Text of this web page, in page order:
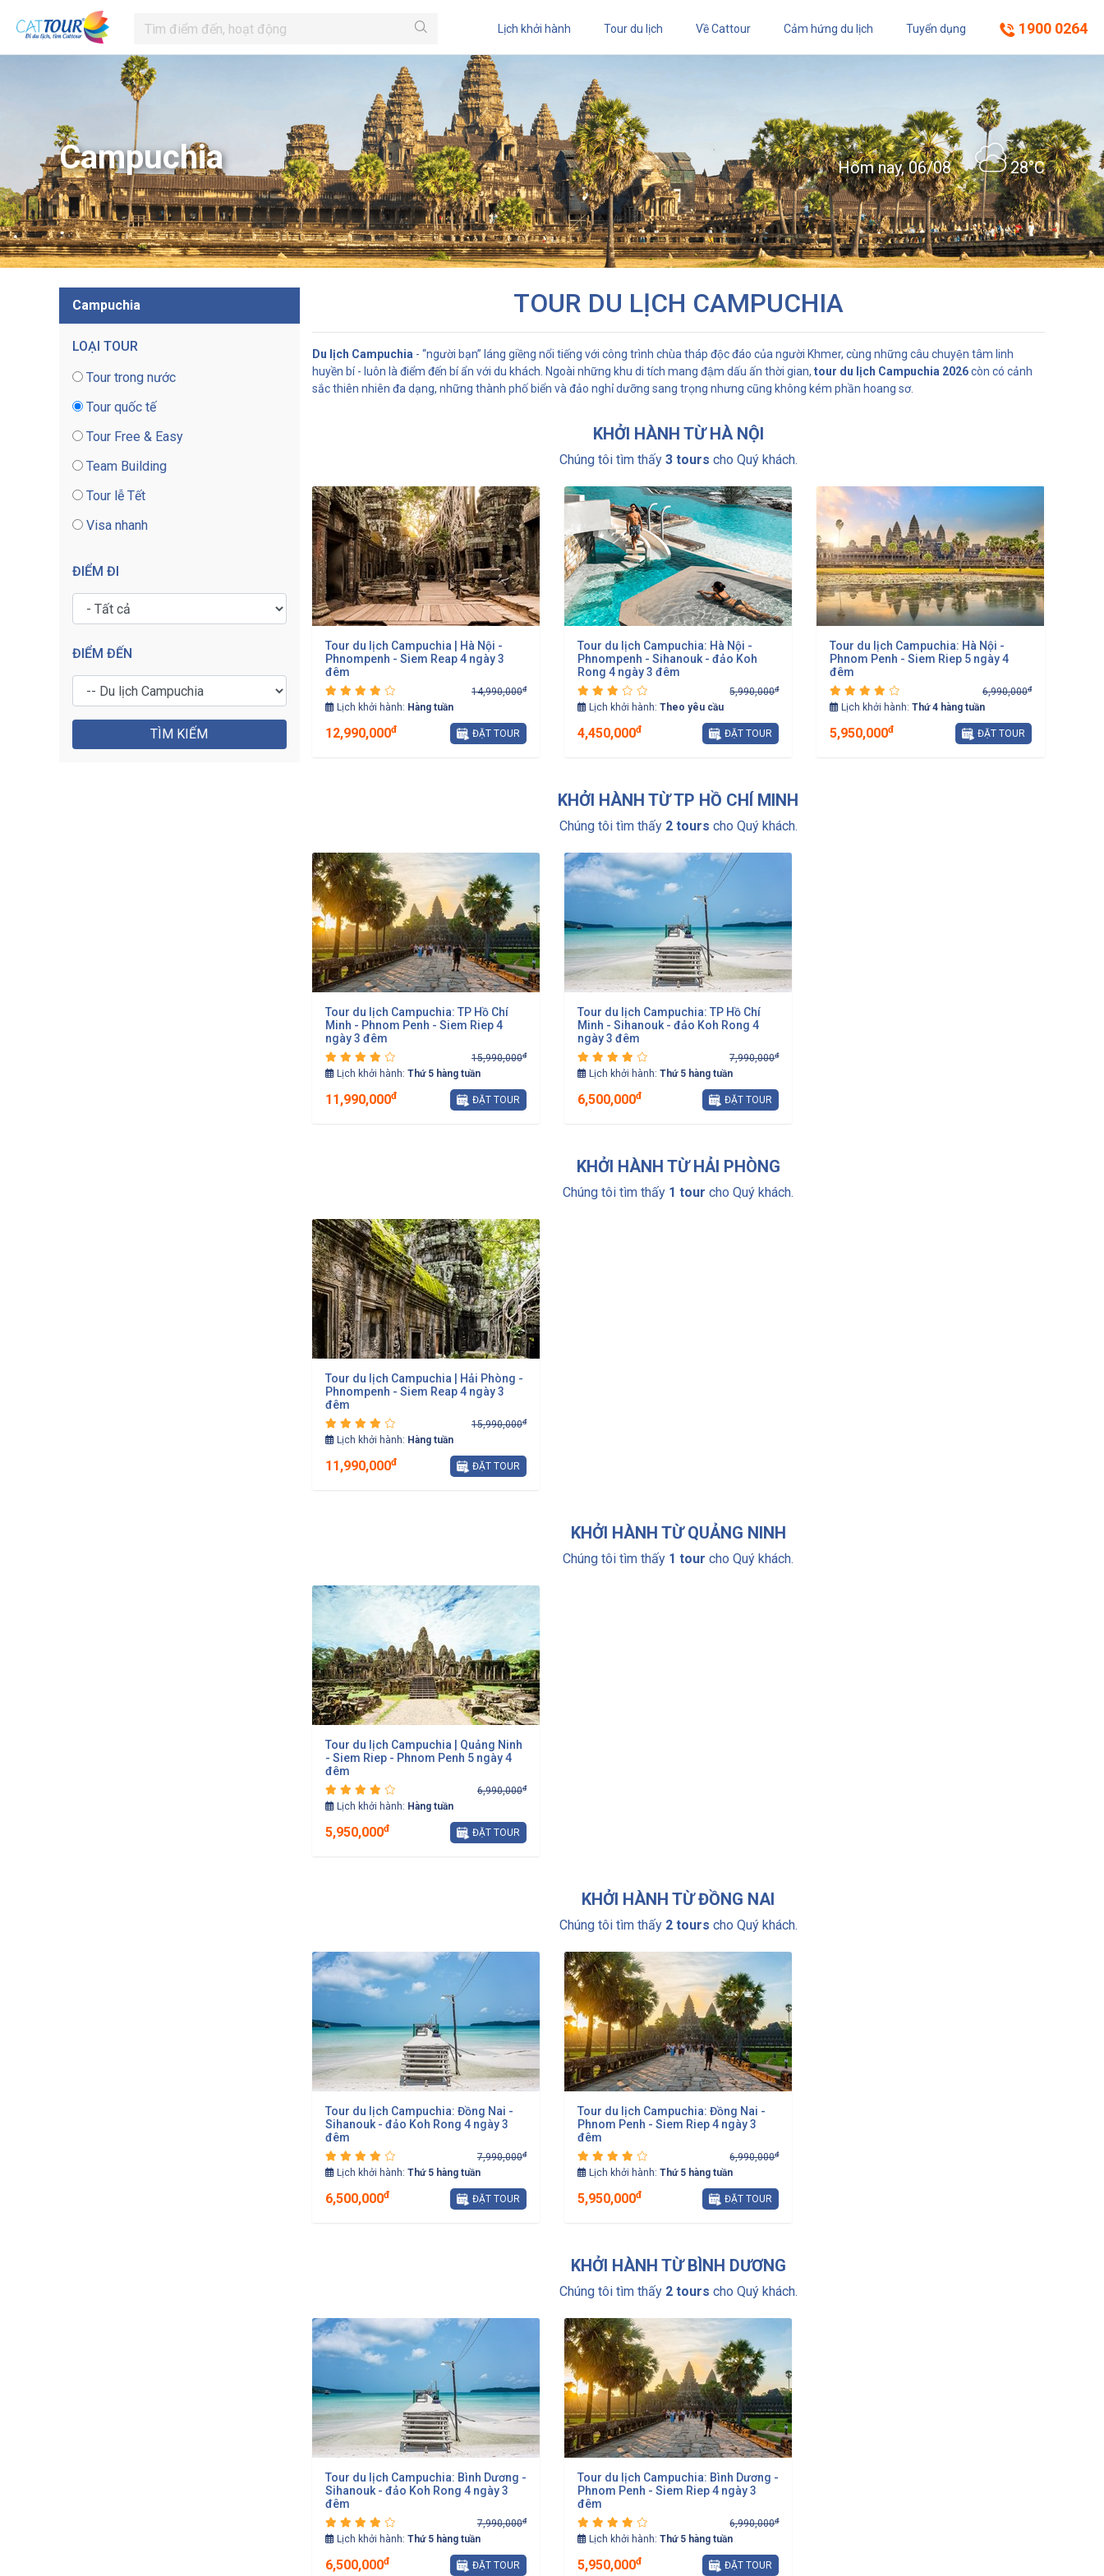
Lịch khởi hành Tour du lịch Về Cattour Cảm hứng du lịch Tuyển dụng 1900 0264
Campuchia Hôm nay, 06/08 28°C
Campuchia
LOẠI TOUR
Tour trong nước
Tour quốc tế
Tour Free & Easy
Team Building
Tour lễ Tết
Visa nhanh
ĐIỂM ĐI
ĐIỂM ĐẾN
TÌM KIẾM
TOUR DU LỊCH CAMPUCHIA
Du lịch Campuchia - “người bạn” láng giềng nổi tiếng với công trình chùa tháp độc đáo của người Khmer, cùng những câu chuyện tâm linh
huyền bí - luôn là điểm đến bí ẩn với du khách. Ngoài những khu di tích mang đậm dấu ấn thời gian, tour du lịch Campuchia 2026còn có cảnh
sắc thiên nhiên đa dạng, những thành phố biển và đảo nghỉ dưỡng sang trọng nhưng cũng không kém phần hoang sơ.
KHỞI HÀNH TỪ HÀ NỘI
Chúng tôi tìm thấy 3 tours cho Quý khách.
Tour du lịch Campuchia | Hà Nội -
Phnompenh - Siem Reap 4 ngày 3
đêm
14,990,000đ
Lịch khởi hành: Hàng tuần
12,990,000đ ĐẶT TOUR
Tour du lịch Campuchia: Hà Nội -
Phnompenh - Sihanouk - đảo Koh
Rong 4 ngày 3 đêm
5,990,000đ
Lịch khởi hành: Theo yêu cầu
4,450,000đ ĐẶT TOUR
Tour du lịch Campuchia: Hà Nội -
Phnom Penh - Siem Riep 5 ngày 4
đêm
6,990,000đ
Lịch khởi hành:Thứ 4 hàng tuần
5,950,000đ ĐẶT TOUR
KHỞI HÀNH TỪ TP HỒ CHÍ MINH
Chúng tôi tìm thấy 2 tours cho Quý khách.
Tour du lịch Campuchia: TP Hồ Chí
Minh - Phnom Penh - Siem Riep 4
ngày 3 đêm
15,990,000đ
Lịch khởi hành: Thứ 5 hàng tuần
11,990,000đ ĐẶT TOUR
Tour du lịch Campuchia: TP Hồ Chí
Minh - Sihanouk - đảo Koh Rong 4
ngày 3 đêm
7,990,000đ
Lịch khởi hành: Thứ 5 hàng tuần
6,500,000đ ĐẶT TOUR
KHỞI HÀNH TỪ HẢI PHÒNG
Chúng tôi tìm thấy 1 tour cho Quý khách.
Tour du lịch Campuchia | Hải Phòng -
Phnompenh - Siem Reap 4 ngày 3
đêm
15,990,000đ
Lịch khởi hành: Hàng tuần
11,990,000đ ĐẶT TOUR
KHỞI HÀNH TỪ QUẢNG NINH
Chúng tôi tìm thấy 1 tour cho Quý khách.
Tour du lịch Campuchia | Quảng Ninh
- Siem Riep - Phnom Penh 5 ngày 4
đêm
6,990,000đ
Lịch khởi hành: Hàng tuần
5,950,000đ ĐẶT TOUR
KHỞI HÀNH TỪ ĐỒNG NAI
Chúng tôi tìm thấy 2 tours cho Quý khách.
Tour du lịch Campuchia: Đồng Nai -
Sihanouk - đảo Koh Rong 4 ngày 3
đêm
7,990,000đ
Lịch khởi hành: Thứ 5 hàng tuần
6,500,000đ ĐẶT TOUR
Tour du lịch Campuchia: Đồng Nai -
Phnom Penh - Siem Riep 4 ngày 3
đêm
6,990,000đ
Lịch khởi hành: Thứ 5 hàng tuần
5,950,000đ ĐẶT TOUR
KHỞI HÀNH TỪ BÌNH DƯƠNG
Chúng tôi tìm thấy 2 tours cho Quý khách.
Tour du lịch Campuchia: Bình Dương -
Sihanouk - đảo Koh Rong 4 ngày 3
đêm
7,990,000đ
Lịch khởi hành: Thứ 5 hàng tuần
6,500,000đ ĐẶT TOUR
Tour du lịch Campuchia: Bình Dương -
Phnom Penh - Siem Riep 4 ngày 3
đêm
6,990,000đ
Lịch khởi hành: Thứ 5 hàng tuần
5,950,000đ ĐẶT TOUR